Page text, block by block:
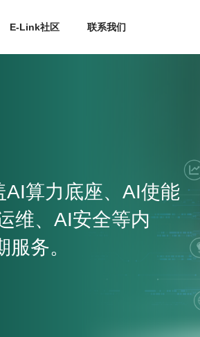
E-Link社区 联系我们
算力底座、AI使能
维、AI安全等内
务。